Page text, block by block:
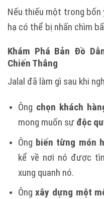
Nếu thiếu một trong bốn
hạ có thể bị nhấn chìm
Khám Phá Bản Đồ
Chiến Thắng
Jalal đã làm gì sau khi
Ông chọn khách
mong muốn sự độc
Ông biến từng món
kể về nơi nó được
xung quanh nó.
Ôngxây dựng một